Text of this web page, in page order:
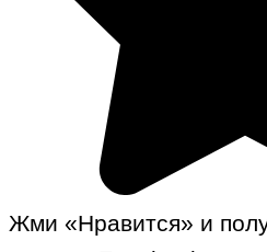
Жми «Нравится» и